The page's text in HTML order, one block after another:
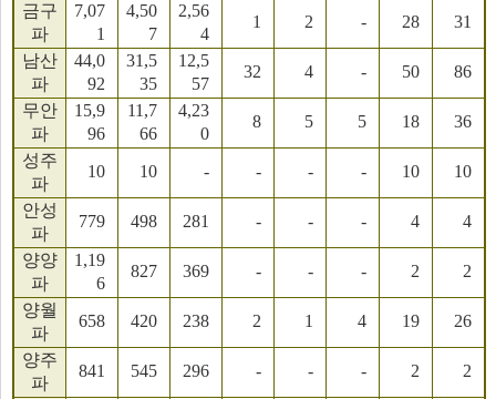
금구
파
7,07
1
4,50
7
2,56
4
1 2 - 28 31
남산
파
44,0
92
31,5
35
12,5
57
32 4 - 50 86
무안
파
15,9
96
11,7
66
4,23
0
8 5 5 18 36
성주
파
10 10 - - - - 10 10
안성
파
779 498 281 - - - 4 4
양양
파
1,19
6
827 369 - - - 2 2
양월
파
658 420 238 2 1 4 19 26
양주
파
841 545 296 - - - 2 2